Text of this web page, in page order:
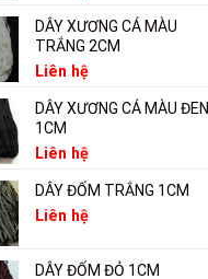
DÂY XƯƠNG CÁ MÀU
TRẮNG 2CM
Liên hệ
DÂY XƯƠNG CÁ MÀU ĐEN
1CM
Liên hệ
DÂY ĐỐM TRẮNG 1CM
Liên hệ
DÂY ĐỐM ĐỎ 1CM